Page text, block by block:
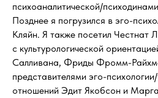
психоаналитической/
Позднее я погрузился в эго-
Кляйн. Я также посетил Честнат
с культурологической
Салливана, Фриды Фромм-
представителями эго-
отношений Эдит Якобсон и